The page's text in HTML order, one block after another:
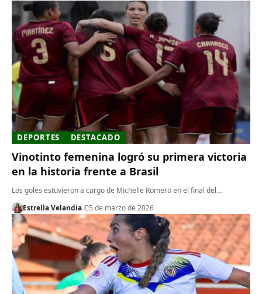
DEPORTES DESTACADO
Vinotinto femenina logró su primera victoria
en la historia frente a Brasil
Los goles estuvieron a cargo de Michelle Romero en el final del…
Estrella Velandia
5 de marzo de 2026